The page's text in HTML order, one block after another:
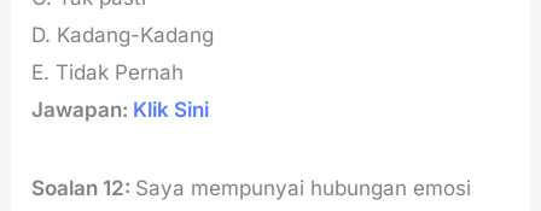
D. Kadang-Kadang
E. Tidak Pernah
Jawapan: Klik Sini
Soalan 12: Saya mempunyai hubungan emosi